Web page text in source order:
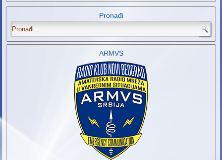
Pronađi
.
ARMVS